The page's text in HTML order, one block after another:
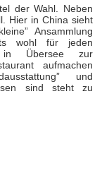
der Wahl. Neben
Hier in China sieht
Ansammlung
wohl für jeden
in Übersee zur
aufmachen
und
sind steht zu